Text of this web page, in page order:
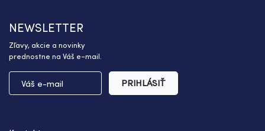
NEWSLETTER
Zľavy, akcie a novinky
prednostne na Váš e-mail.
PRIHLÁSIŤ